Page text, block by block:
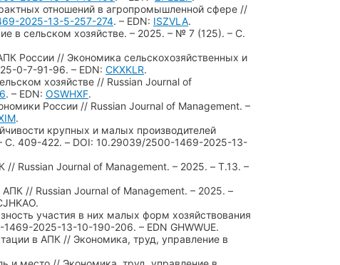
отношений в агропромышленной сфере //
2025-13-5-257-274. – EDN: ISZVLA.
в сельском хозяйстве. – 2025. – № 7 (125). – С.
России // Экономика сельскохозяйственных и
0-7-91-96. – EDN: CKXKLR.
хозяйстве // Russian Journal of
. – EDN: OSWHXF.
России // Russian Journal of Management. –
.
крупных и малых производителей
С. 409-422. – DOI: 10.29039/2500-1469-2025-13-
Russian Journal of Management. – 2025. – Т.13. –
// Russian Journal of Management. – 2025. –
участия в них малых форм хозяйствования
2025-13-10-190-206. – EDN GHWWUE.
в АПК // Экономика, труд, управление в